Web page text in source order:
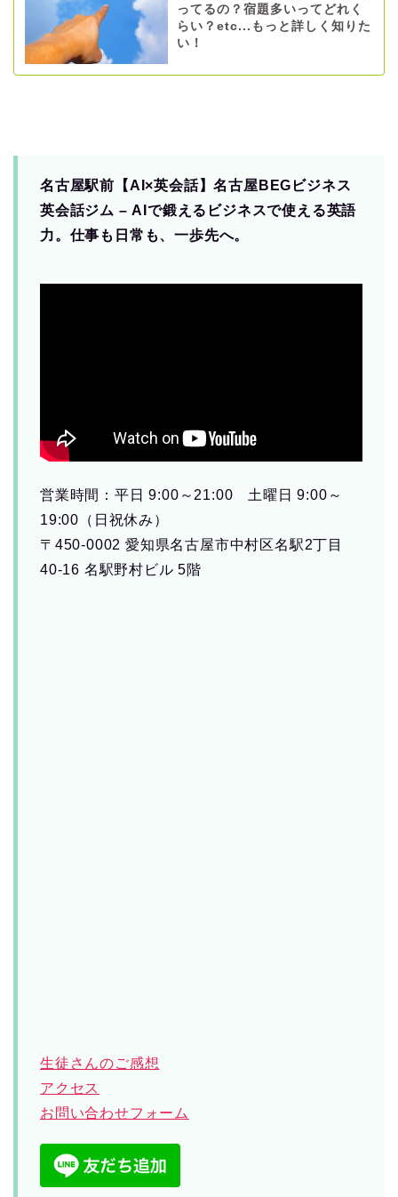
ってるの？宿題多いってどれく
らい？etc...もっと詳しく知りた
い！
名古屋駅前【AI×英会話】名古屋BEGビジネス
英会話ジム – AIで鍛えるビジネスで使える英語
力。仕事も日常も、一歩先へ。
営業時間：平日 9:00～21:00 土曜日 9:00～
19:00（日祝休み）
〒450-0002 愛知県名古屋市中村区名駅2丁目
40-16 名駅野村ビル 5階
生徒さんのご感想
アクセス
お問い合わせフォーム